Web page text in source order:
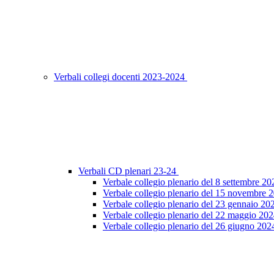
Verbali collegi docenti 2023-2024
Verbali CD plenari 23-24
Verbale collegio plenario del 8 settembre
Verbale collegio plenario del 15 novembre
Verbale collegio plenario del 23 gennaio
Verbale collegio plenario del 22 maggio
Verbale collegio plenario del 26 giugno